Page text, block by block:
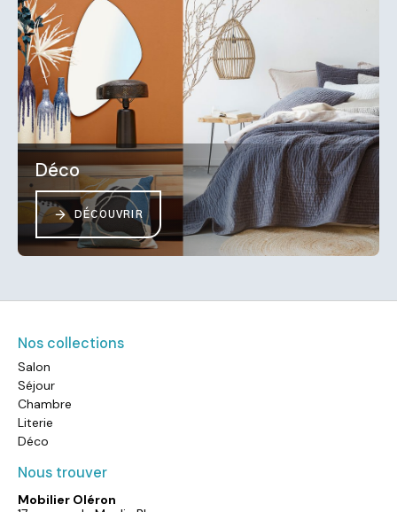
Déco
DÉCOUVRIR
Nos collections
Salon
Séjour
Chambre
Literie
Déco
Nous trouver
Mobilier Oléron